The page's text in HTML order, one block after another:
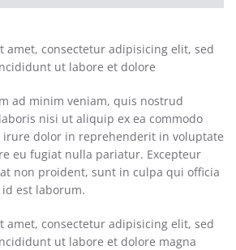
amet, consectetur adipisicing elit, sed
ut labore et dolore
ad minim veniam, quis nostrud
nisi ut aliquip ex ea commodo
irure dolor in reprehenderit in voluptate
eu fugiat nulla pariatur. Excepteur
non proident, sunt in culpa qui officia
est laborum.
amet, consectetur adipisicing elit, sed
ut labore et dolore magna